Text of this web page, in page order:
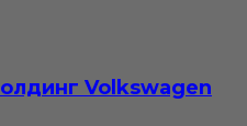
Volkswagen